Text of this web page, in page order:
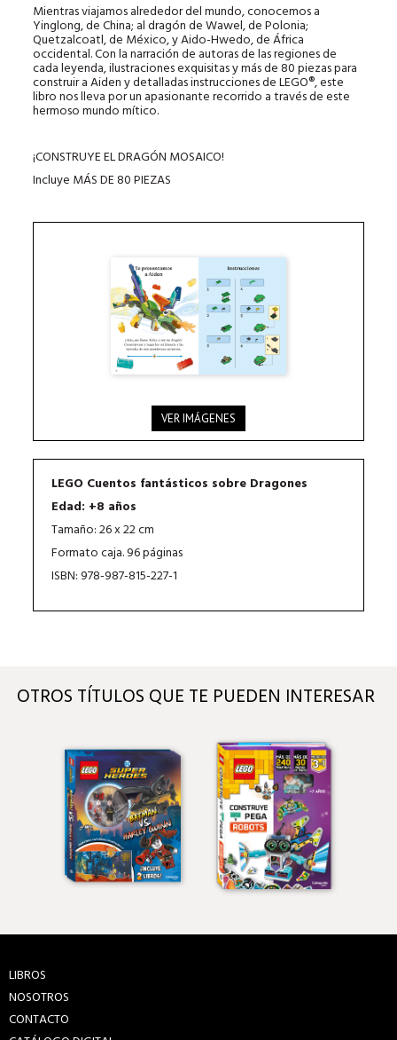
Mientras viajamos alrededor del mundo, conocemos a
Yinglong, de China; al dragón de Wawel, de Polonia;
Quetzalcoatl, de México, y Aido-Hwedo, de África
occidental. Con la narración de autoras de las regiones de
cada leyenda, ilustraciones exquisitas y más de 80 piezas para
construir a Aiden y detalladas instrucciones de LEGO®, este
libro nos lleva por un apasionante recorrido a través de este
hermoso mundo mítico.
¡CONSTRUYE EL DRAGÓN MOSAICO!
Incluye MÁS DE 80 PIEZAS
VER IMÁGENES
LEGO Cuentos fantásticos sobre Dragones
Edad: +8 años
Tamaño: 26 x 22 cm
Formato caja. 96 páginas
ISBN: 978-987-815-227-1
OTROS TÍTULOS QUE TE PUEDEN INTERESAR
LIBROS
NOSOTROS
CONTACTO